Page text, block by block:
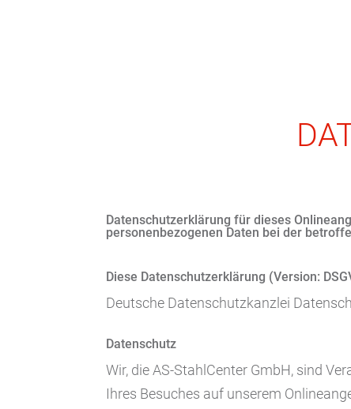
Datenschutzerklärung für dieses
personenbezogenen Daten bei der
Diese Datenschutzerklärung (Version:
Deutsche Datenschutzkanzlei
Datenschutz
Wir, die AS-StahlCenter GmbH, sind
Ihres Besuches auf unserem